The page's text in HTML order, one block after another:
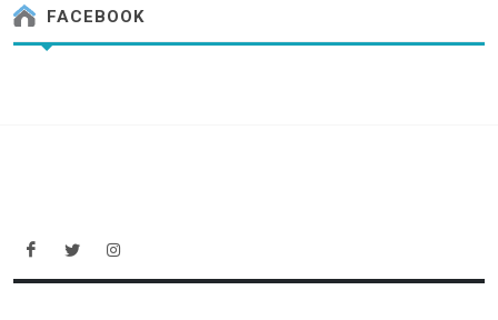
FACEBOOK